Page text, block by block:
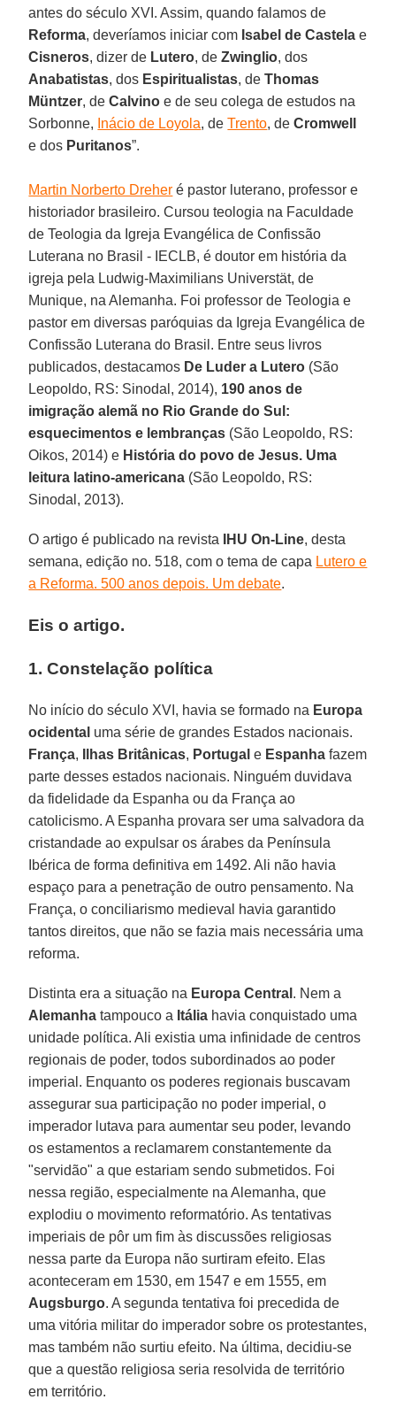
antes do século XVI. Assim, quando falamos de
Reforma, deveríamos iniciar com Isabel de Castela e
Cisneros, dizer de Lutero, deZwinglio, dos
Anabatistas, dos Espiritualistas, deThomas
Müntzer, deCalvino e de seu colega de estudos na
Sorbonne, Inácio de Loyola, deTrento, deCromwell
e dos Puritanos”.
Martin Norberto Dreher é pastor luterano, professor e
historiador brasileiro. Cursou teologia na Faculdade
de Teologia da Igreja Evangélica de Confissão
Luterana no Brasil - IECLB, é doutor em história da
igreja pela Ludwig-Maximilians Universtät, de
Munique, na Alemanha. Foi professor de Teologia e
pastor em diversas paróquias da Igreja Evangélica de
Confissão Luterana do Brasil. Entre seus livros
publicados, destacamos De Luder a Lutero (São
Leopoldo, RS: Sinodal, 2014), 190 anos de
imigração alemã no Rio Grande do Sul:
esquecimentos e lembranças (São Leopoldo, RS:
Oikos, 2014) e História do povo de Jesus. Uma
leitura latino-americana (São Leopoldo, RS:
Sinodal, 2013).
O artigo é publicado na revista IHU On-Line, desta
semana, edição no. 518, com o tema de capa Lutero e
a Reforma. 500 anos depois. Um debate.
Eis o artigo.
1. Constelação política
No início do século XVI, havia se formado na Europa
ocidental uma série de grandes Estados nacionais.
França, Ilhas Britânicas, Portugal e Espanha fazem
parte desses estados nacionais. Ninguém duvidava
da fidelidade da Espanha ou da França ao
catolicismo. A Espanha provara ser uma salvadora da
cristandade ao expulsar os árabes da Península
Ibérica de forma definitiva em 1492. Ali não havia
espaço para a penetração de outro pensamento. Na
França, o conciliarismo medieval havia garantido
tantos direitos, que não se fazia mais necessária uma
reforma.
Distinta era a situação na Europa Central . Nem a
Alemanha tampouco a Itália havia conquistado uma
unidade política. Ali existia uma infinidade de centros
regionais de poder, todos subordinados ao poder
imperial. Enquanto os poderes regionais buscavam
assegurar sua participação no poder imperial, o
imperador lutava para aumentar seu poder, levando
os estamentos a reclamarem constantemente da
"servidão" a que estariam sendo submetidos. Foi
nessa região, especialmente na Alemanha, que
explodiu o movimento reformatório. As tentativas
imperiais de pôr um fim às discussões religiosas
nessa parte da Europa não surtiram efeito. Elas
aconteceram em 1530, em 1547 e em 1555, em
Augsburgo. A segunda tentativa foi precedida de
uma vitória militar do imperador sobre os protestantes,
mas também não surtiu efeito. Na última, decidiu-se
que a questão religiosa seria resolvida de território
em território.